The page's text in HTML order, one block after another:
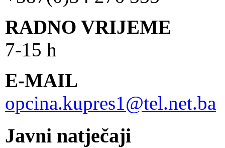
RADNO VRIJEME
7-15 h
E-MAIL
opcina.kupres1@tel.net.ba
Javni natječaji